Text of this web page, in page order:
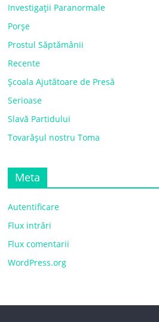
Investigații Paranormale
Porșe
Prostul Săptămânii
Recente
Școala Ajutătoare de Presă
Serioase
Slavă Partidului
Tovarășul nostru Toma
Meta
Autentificare
Flux intrări
Flux comentarii
WordPress.org